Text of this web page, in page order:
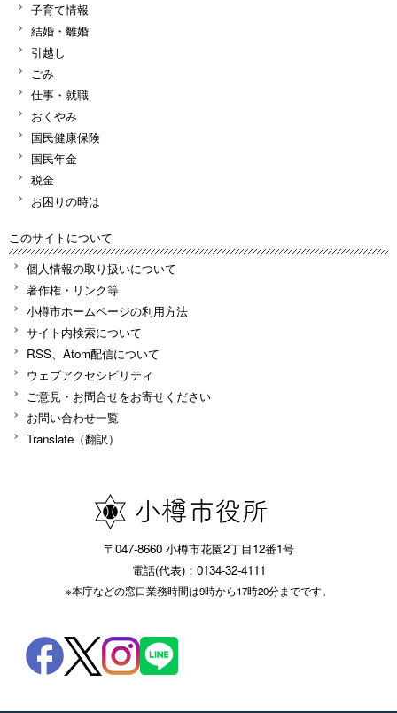
子育て情報
結婚・離婚
引越し
ごみ
仕事・就職
おくやみ
国民健康保険
国民年金
税金
お困りの時は
このサイトについて
個人情報の取り扱いについて
著作権・リンク等
小樽市ホームページの利用方法
サイト内検索について
RSS、Atom配信について
ウェブアクセシビリティ
ご意見・お問合せをお寄せください
お問い合わせ一覧
Translate（翻訳）
〒047-8660 小樽市花園2丁目12番1号
電話(代表)：0134-32-4111
※本庁などの窓口業務時間は9時から17時20分までです。